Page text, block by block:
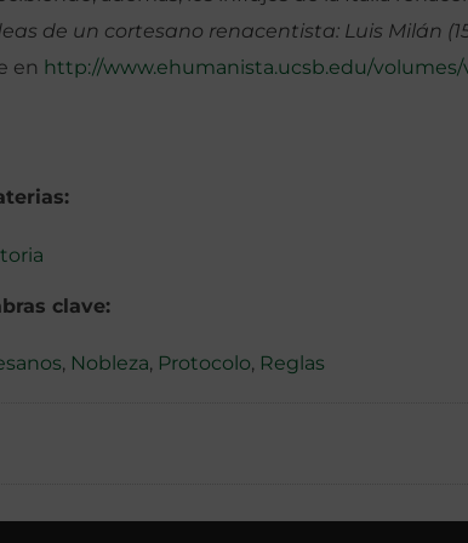
de un cortesano renacentista: Luis Milán
en http://www.ehumanista.ucsb.edu/volumes/
clave:
, Nobleza, Protocolo, Reglas